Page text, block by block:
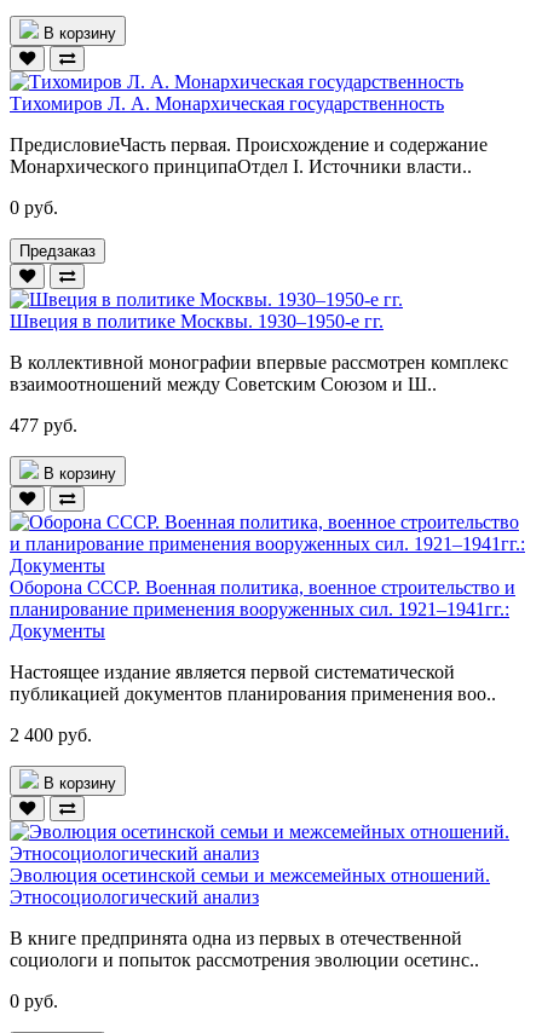
В корзину
Тихомиров Л. А. Монархическая государственность
ПредисловиеЧасть первая. Происхождение и содержание
Монархического принципаОтдел I. Источники власти..
0 руб.
Предзаказ
Швеция в политике Москвы. 1930–1950-е гг.
В коллективной монографии впервые рассмотрен комплекс
взаимоотношений между Советским Союзом и Ш..
477 руб.
В корзину
Оборона СССР. Военная политика, военное строительство и
планирование применения вооруженных сил. 1921–1941гг.:
Документы
Настоящее издание является первой систематической
публикацией документов планирования применения воо..
2 400 руб.
В корзину
Эволюция осетинской семьи и межсемейных отношений.
Этносоциологический анализ
В книге предпринята одна из первых в отечественной
социологи и попыток рассмотрения эволюции осетинс..
0 руб.